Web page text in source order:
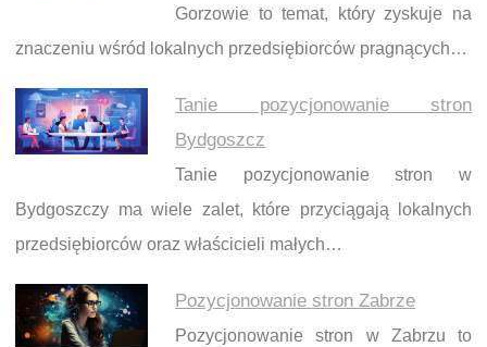
Gorzowie to temat, który zyskuje na
znaczeniu wśród lokalnych przedsiębiorców pragnących…
Tanie pozycjonowanie stron
Bydgoszcz
Tanie pozycjonowanie stron w
Bydgoszczy ma wiele zalet, które przyciągają lokalnych
przedsiębiorców oraz właścicieli małych…
Pozycjonowanie stron Zabrze
Pozycjonowanie stron w Zabrzu to